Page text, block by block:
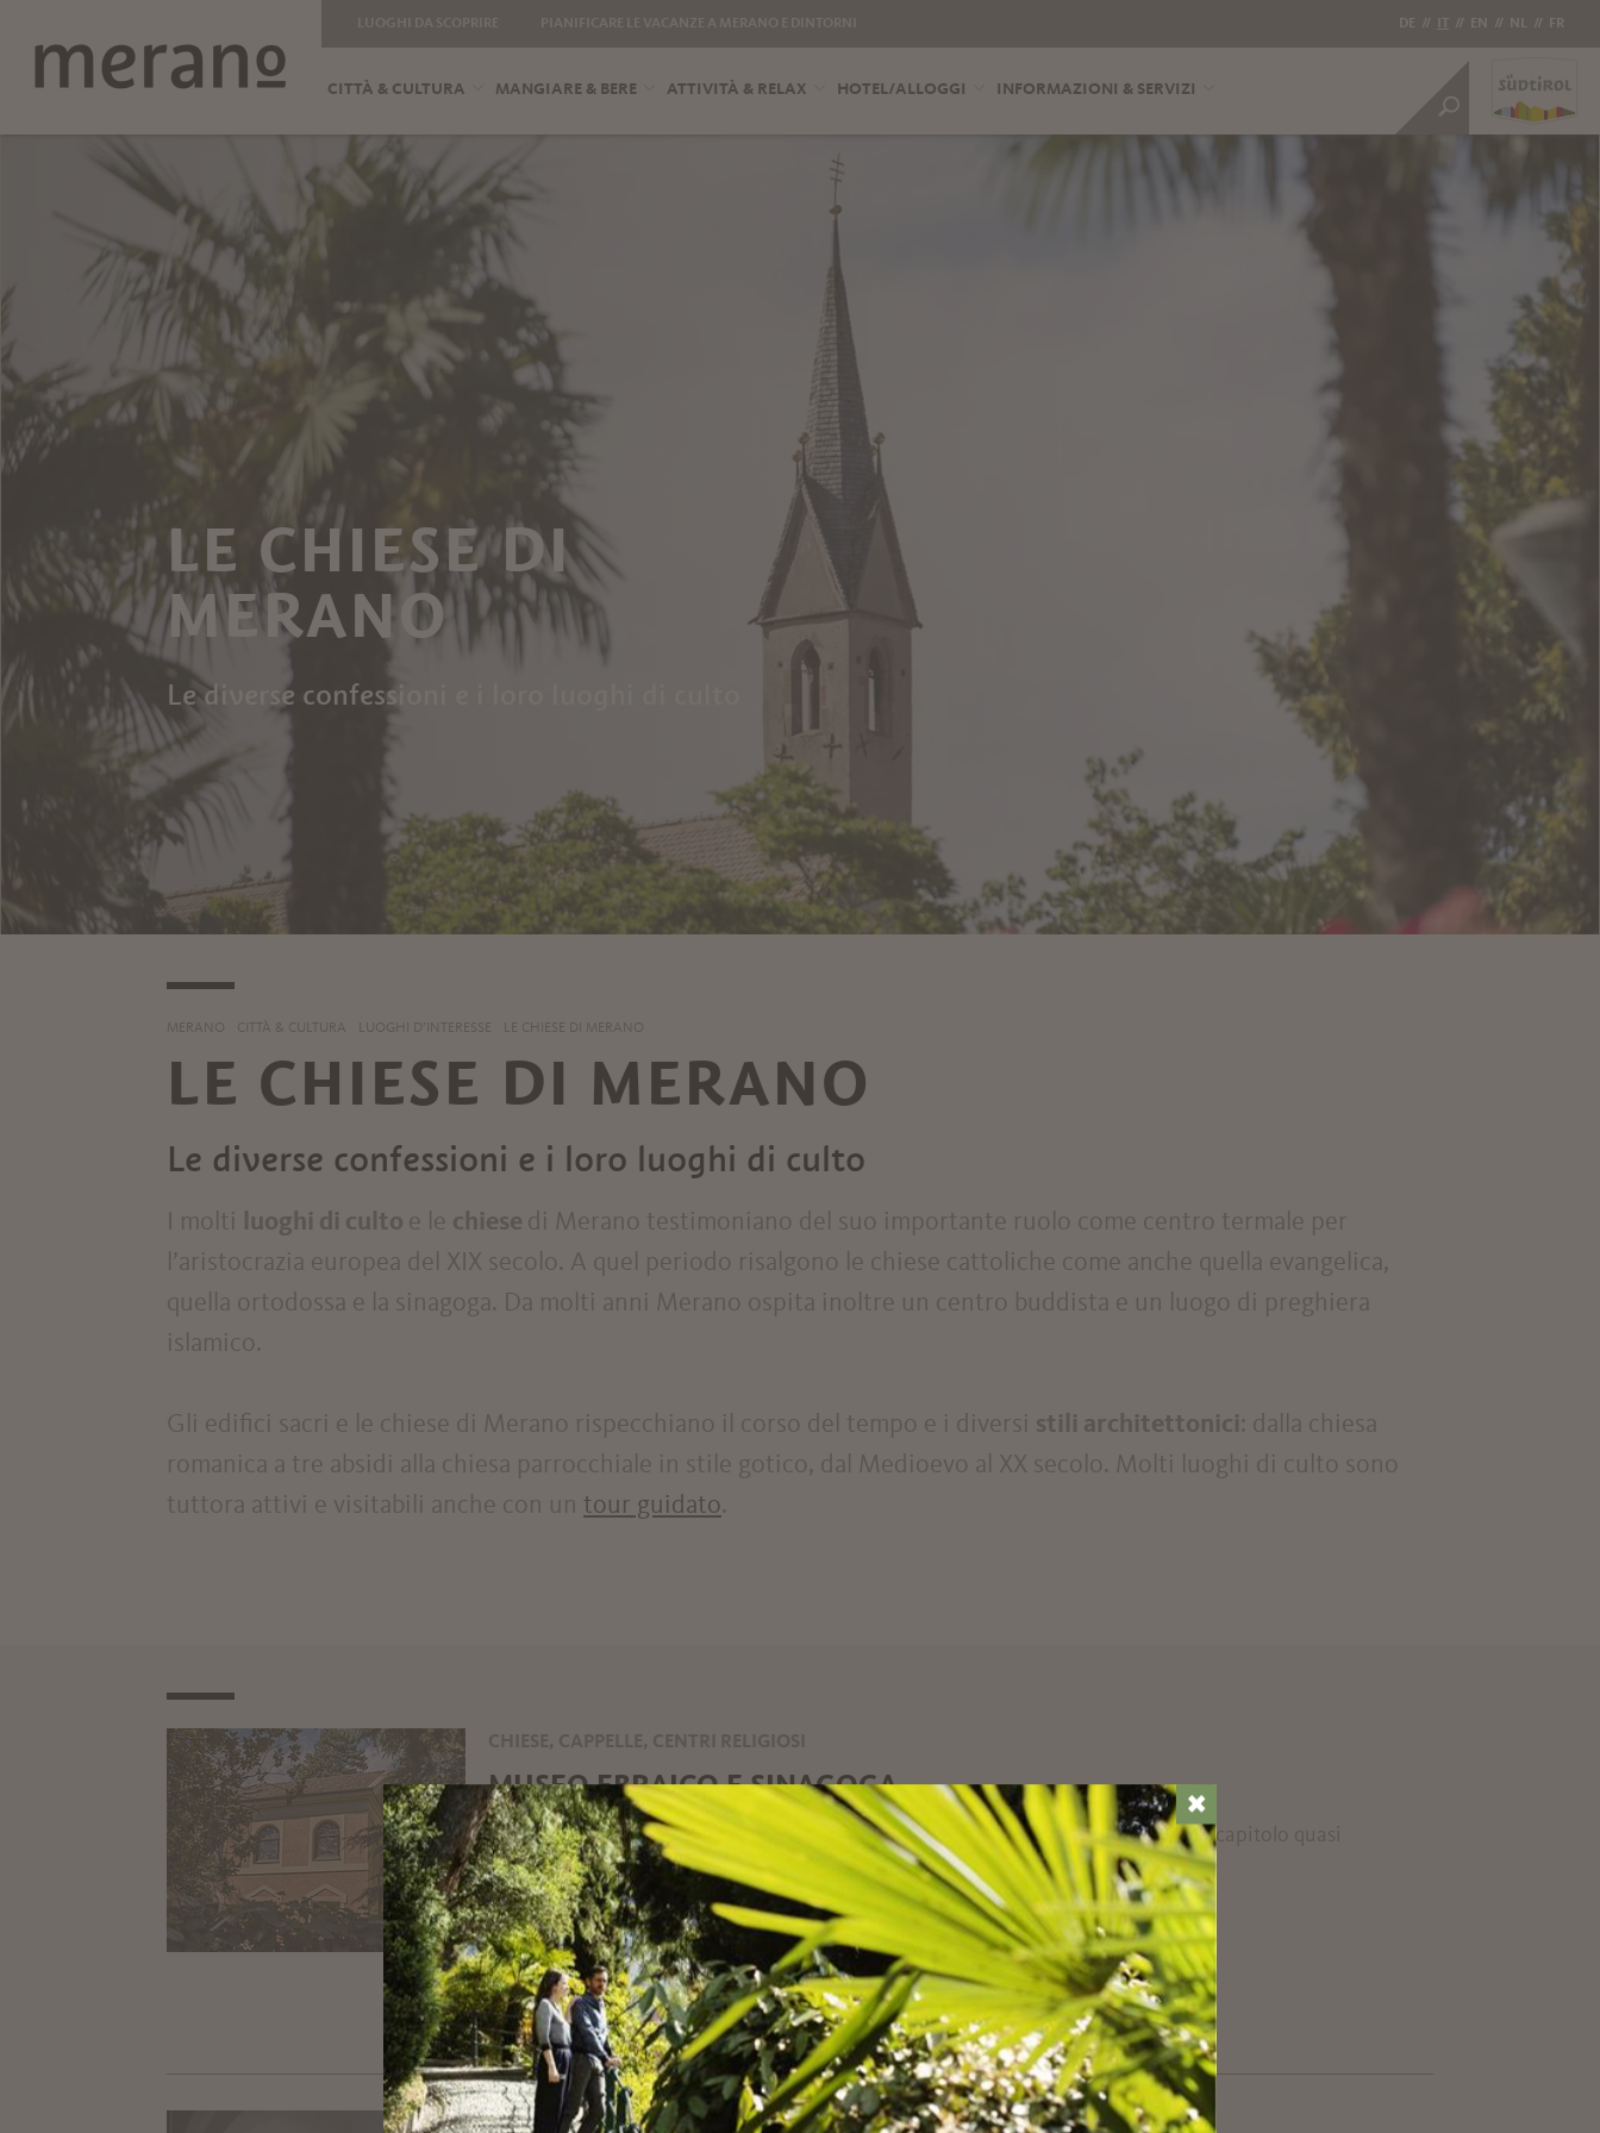
DE // IT // EN // NL // FR
CITTÀ & CULTURA MANGIARE & BERE ATTIVITÀ & RELAX HOTEL/ALLOGGI INFORMAZIONI & SERVIZI
LE CHIESE DI
MERANO
Le diverse confessioni e i loro luoghi di culto
MERANO CITTÀ & CULTURA LUOGHI D’INTERESSE LE CHIESE DI MERANO
LE CHIESE DI MERANO
Le diverse confessioni e i loro luoghi di culto
I molti luoghi di culto e le chiese di Merano testimoniano del suo importante ruolo come centro termale per
l’aristocrazia europea del XIX secolo. A quel periodo risalgono le chiese cattoliche come anche quella evangelica,
quella ortodossa e la sinagoga. Da molti anni Merano ospita inoltre un centro buddista e un luogo di preghiera
islamico.
Gli edifici sacri e le chiese di Merano rispecchiano il corso del tempo e i diversi stili architettonici: dalla chiesa
romanica a tre absidi alla chiesa parrocchiale in stile gotico, dal Medioevo al XX secolo. Molti luoghi di culto sono
tuttora attivi e visitabili anche con un tour guidato.
MUSEO EBRAICO E SINAGOGA
Tra palme e viali eleganti, nel cuore di Merano, si cela un luogo che custodisce un capitolo quasi
dimenticato della storia cittadina: il Museo ebraico e la ...
T+39 0473 605636
segreteria@meranoebraica.bz
www.meranoebraica.it
LEGGI DI PIÙ
CHIESE, CAPPELLE, CENTRI RELIGIOSI
✖